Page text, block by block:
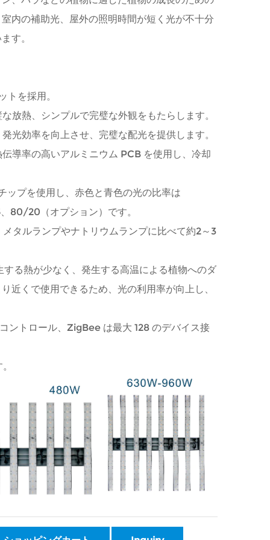
内の補助光、屋外の照明時間が短く光が不十分
す。
トを採用。
放熱、シンプルで完璧な外観をもたらします。
光効率を向上させ、完璧な配光を提供します。
導率の高いアルミニウム PCB を使用し、冷却
ップを使用し、赤色と青色の光の比率は
80/20（オプション）です。
タルランプやナトリウムランプに比べて約2～3
する熱が少なく、発生する高温による植物へのダ
近くで使用できるため、光の利用率が向上し、
ントロール、ZigBee は最大 128 のデバイス接